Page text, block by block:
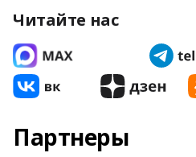
Читайте нас
Партнеры